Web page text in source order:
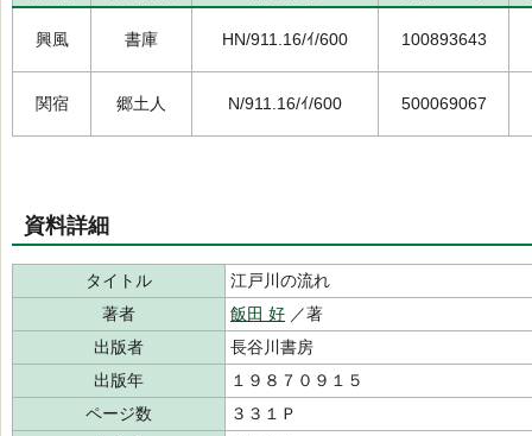
興風 書庫 HN/911.16/ｲ/600 100893643
関宿 郷土人 N/911.16/ｲ/600 500069067
資料詳細
タイトル
江戸川の流れ
著者
飯田 好 ／著
出版者
長谷川書房
出版年
１９８７０９１５
ページ数
３３１Ｐ